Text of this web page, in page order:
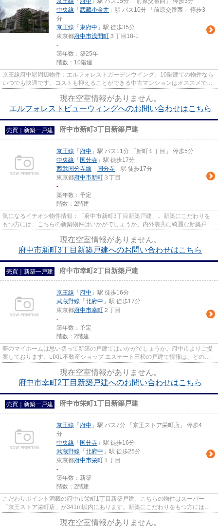
中央線 「 武蔵小金井 」駅 バス10分 「前原交番西」 停歩3
分
京王線 「 東府中 」駅 徒歩35分
東京都府中市浅間町 ３丁目18-1
-
築年数：築25年
階数：10階建
京王線府中駅周辺物件：エルフォレストガーデンウイング。10階建ての物件なら
いつでも快適です。コストも抑えることができる中古マンションはオススメで
現在空室情報がありません。
エルフォレストビューウィングへのお問い合わせはこちら
売買｜新築一戸建 府中市新町3丁目新築戸建
京王線 「 府中 」駅 バス11分 「新町１丁目」 停歩5分
中央線 「 国分寺 」駅 徒歩17分
西武国分寺線 「 国分寺 」駅 徒歩17分
東京都府中市新町 ３丁目
-
築年数：予定
階数：2階建
気になるイチオシ物件情報：「府中市新町3丁目新築戸建」。新築にこだわりを
もつ方には、こちらの新築物件はいかがでしょうか。内外装共に綺麗な新築戸建
現在空室情報がありません。
府中市新町3丁目新築戸建へのお問い合わせはこちら
売買｜新築一戸建 府中市幸町2丁目新築戸建
京王線 「 府中 」駅 徒歩16分
武蔵野線 「 北府中 」駅 徒歩17分
東京都府中市幸町 ２丁目
-
築年数：予定
階数：2階建
夢のマイホームは思い切って新築の戸建てはいかがでしょうか。府中市よりご提
案しております、LIXIL不動産ショップ エステート三松の戸建て情報は、どの物
現在空室情報がありません。
府中市幸町2丁目新築戸建へのお問い合わせはこちら
売買｜新築一戸建 府中市栄町1丁目新築戸建
京王線 「 府中 」駅 バス7分 「京王ストア栄町店」 停歩4
分
中央線 「 国分寺 」駅 徒歩16分
武蔵野線 「 北府中 」駅 徒歩25分
東京都府中市栄町 １丁目
-
築年数：新築
階数：2階建
こだわりポイント満載の府中市栄町1丁目新築戸建。こちらの物件はスーパー
「京王ストア栄町店」が341m以内にあります。新築にこだわりをもつ方には、
現在空室情報がありません。